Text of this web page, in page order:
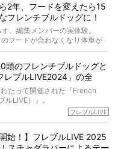
愛犬が成仏したことを知る方
りすぎない、むしろ心がスッ
談です！
いけん）」。
なぜ動物専門僧侶という道を
うに向き合うべきなのか。
2年、フードを変えたら15
フレンチブルドッグに！
、編集メンバーの実体験。
フードが合わなくなり体重が
く「年齢のせいですね…」と言
そんなとき、我が家に届いたの
」の試食品でした。
ド)」を食べつづけて二年、愛
にお散歩をしています。
今までを包み隠さず、時系列で
頭のフレンチブルドッグと
レブルLIVE2024」の全
たって開催された『French
LIVE）』。
チブルドッグと7,000人のフレ
ーのロッチさん。day2の音楽フ
フレブルLIVE
始！】フレブルLIVE 2025